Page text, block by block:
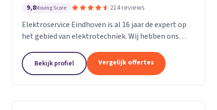
9,8Moving Score 214 reviews
Elektroservice Eindhoven is al 16 jaar de expert op
het gebied van elektrotechniek. Wij hebben ons
meterkasten. Wij komen altijd langs om passend
advies...
Bekijk profiel Vergelijk offertes